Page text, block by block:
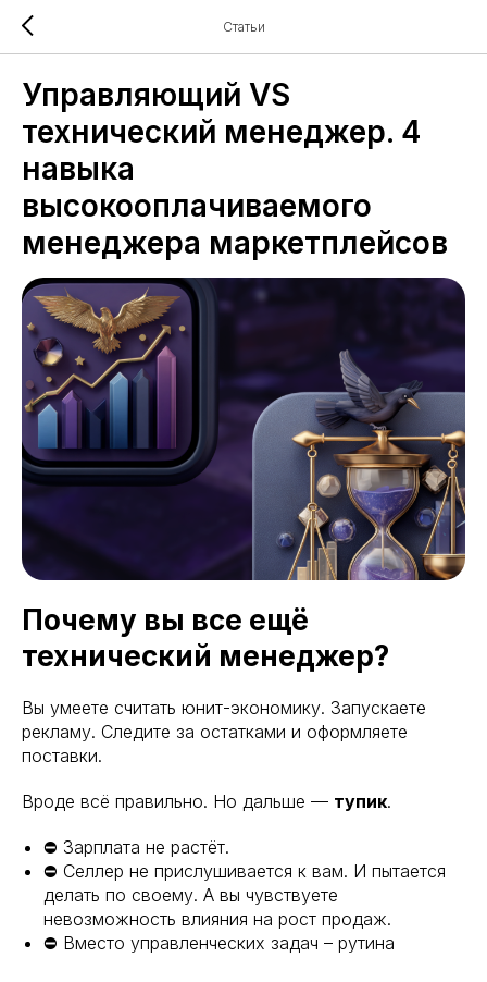
Статьи
Управляющий VS
технический менеджер. 4
навыка
высокооплачиваемого
менеджера маркетплейсов
Почему вы все ещё
технический менеджер?
Вы умеете считать юнит-экономику. Запускаете
рекламу. Следите за остатками и оформляете
поставки.
Вроде всё правильно. Но дальше — тупик.
⛔️ Зарплата не растёт.
⛔️ Селлер не прислушивается к вам. И пытается
делать по своему. А вы чувствуете
невозможность влияния на рост продаж.
⛔️ Вместо управленческих задач – рутина